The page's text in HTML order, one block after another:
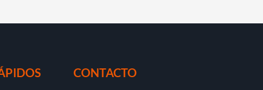
CONTACTO